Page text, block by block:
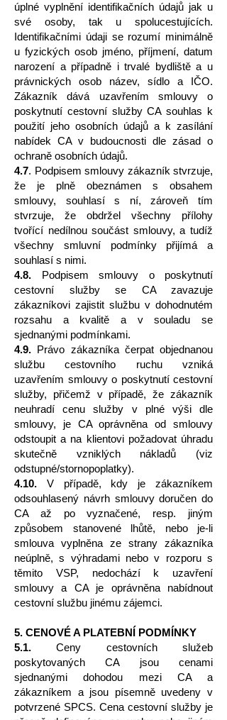
úplné vyplnění identifikačních údajů jak u
své osoby, tak u spolucestujících.
Identifikačními údaji se rozumí minimálně
u fyzických osob jméno, příjmení, datum
narození a případně i trvalé bydliště a u
právnických osob název, sídlo a IČO.
Zákazník dává uzavřením smlouvy o
poskytnutí cestovní služby CA souhlas k
použití jeho osobních údajů a k zasílání
nabídek CA v budoucnosti dle zásad o
ochraně osobních údajů.
4.7. Podpisem smlouvy zákazník stvrzuje,
že je plně obeznámen s obsahem
smlouvy, souhlasí s ní, zároveň tím
stvrzuje, že obdržel všechny přílohy
tvořící nedílnou součást smlouvy, a tudíž
všechny smluvní podmínky přijímá a
souhlasí s nimi.
4.8. Podpisem smlouvy o poskytnutí
cestovní služby se CA zavazuje
zákazníkovi zajistit službu v dohodnutém
rozsahu a kvalitě a v souladu se
sjednanými podmínkami.
4.9. Právo zákazníka čerpat objednanou
službu cestovního ruchu vzniká
uzavřením smlouvy o poskytnutí cestovní
služby, přičemž v případě, že zákazník
neuhradí cenu služby v plné výši dle
smlouvy, je CA oprávněna od smlouvy
odstoupit a na klientovi požadovat úhradu
skutečně vzniklých nákladů (viz
odstupné/stornopoplatky).
4.10. V případě, kdy je zákazníkem
odsouhlasený návrh smlouvy doručen do
CA až po vyznačené, resp. jiným
způsobem stanovené lhůtě, nebo je-li
smlouva vyplněna ze strany zákazníka
neúplně, s výhradami nebo v rozporu s
těmito VSP, nedochází k uzavření
smlouvy a CA je oprávněna nabídnout
cestovní službu jinému zájemci.
5. CENOVÉ A PLATEBNÍ PODMÍNKY
5.1. Ceny cestovních služeb
poskytovaných CA jsou cenami
sjednanými dohodou mezi CA a
zákazníkem a jsou písemně uvedeny v
potvrzené SPCS. Cena cestovní služby je